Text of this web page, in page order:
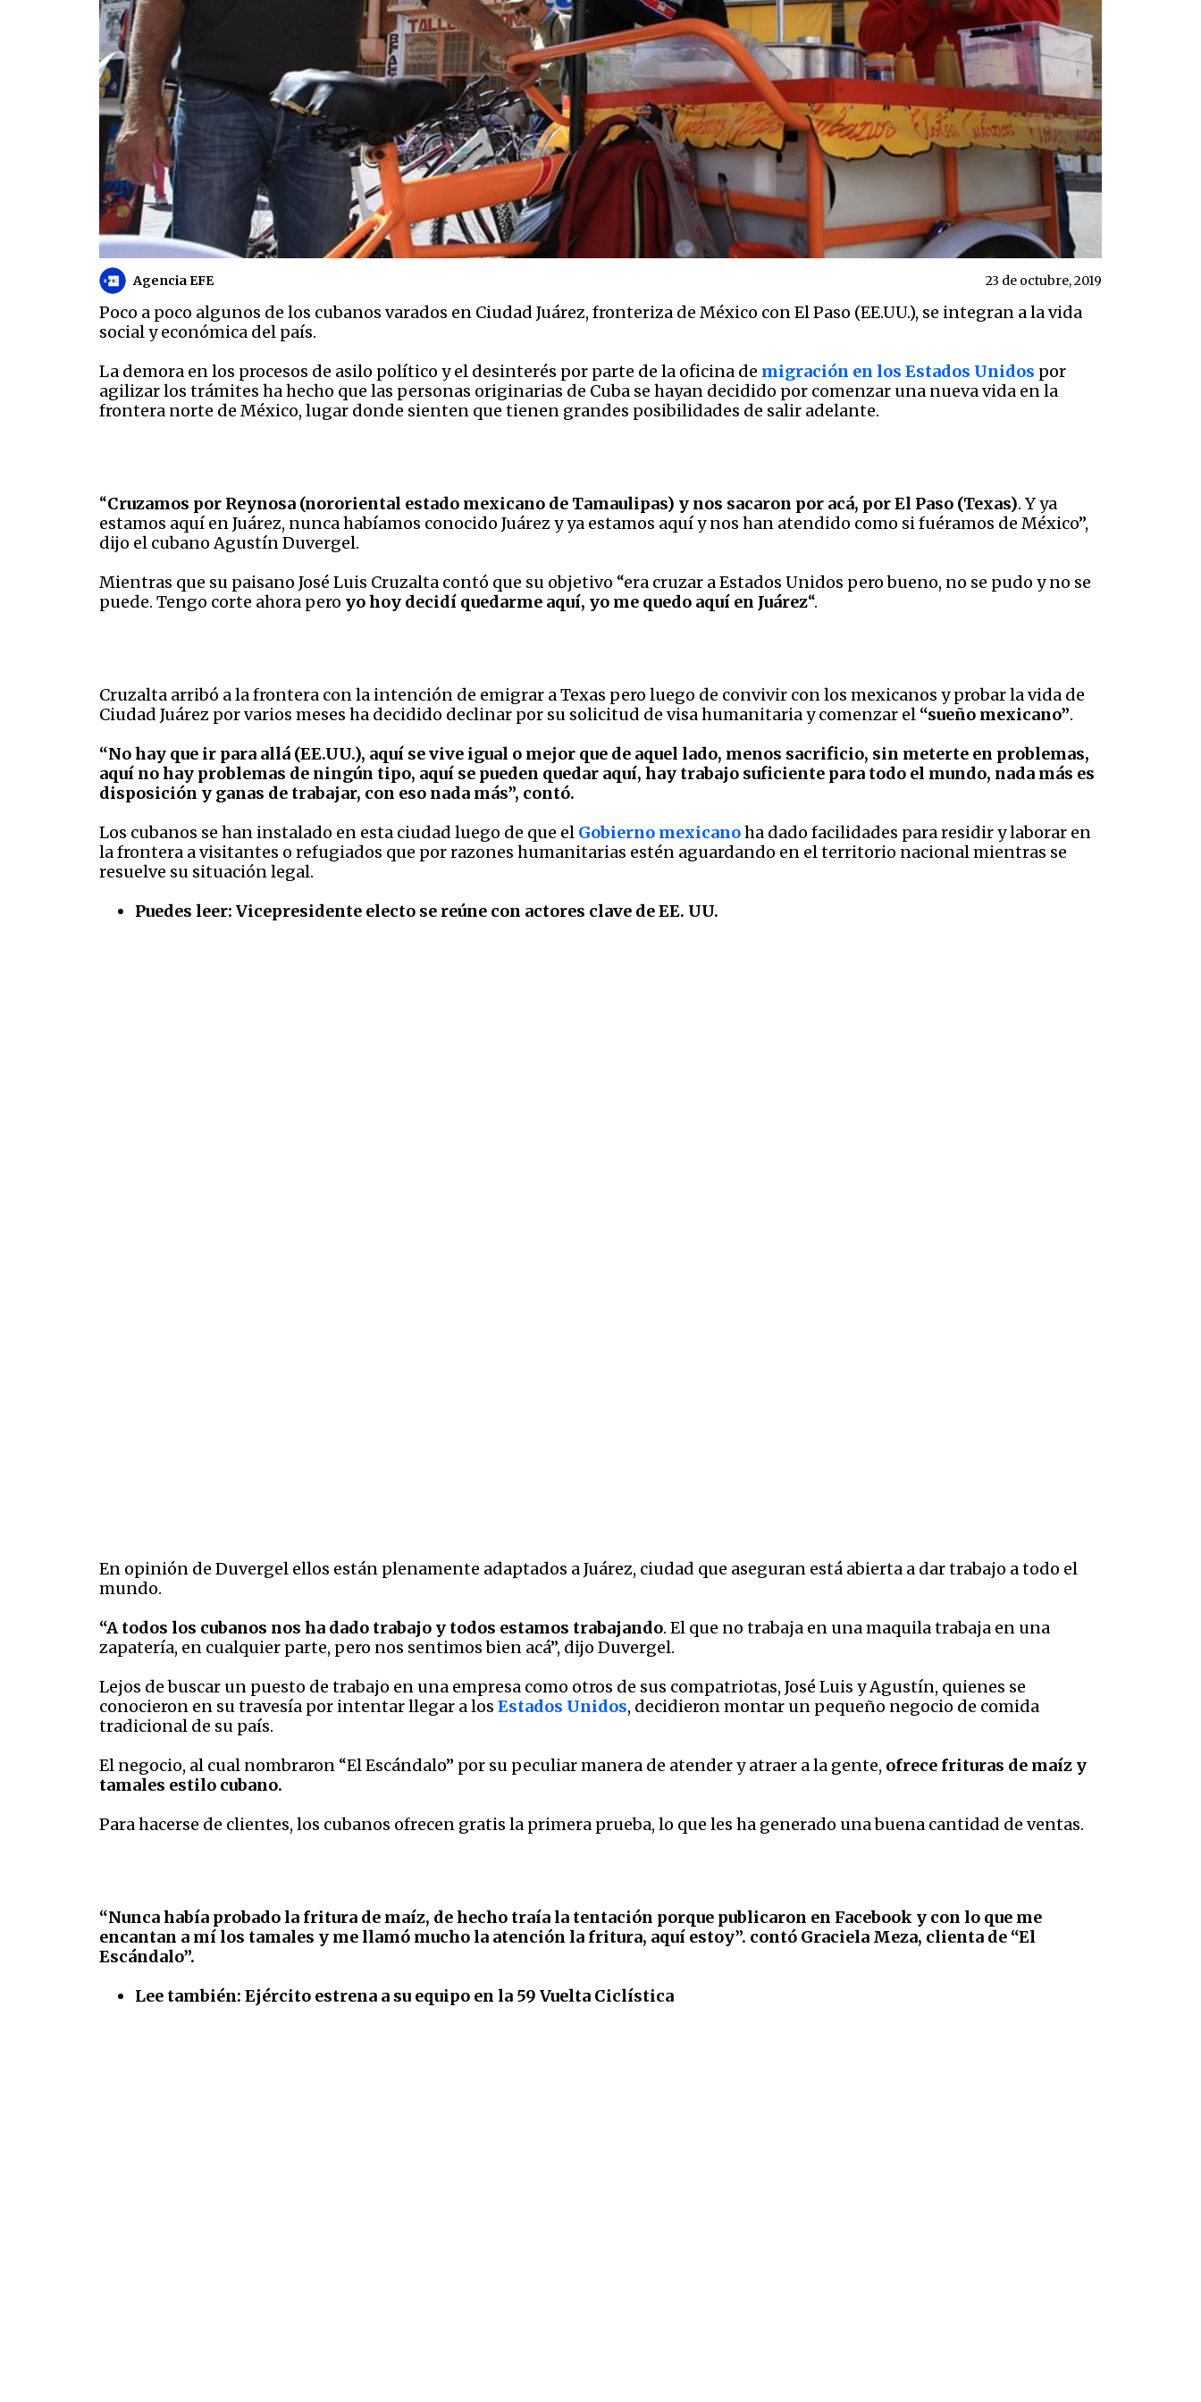
Agencia EFE 23 de octubre, 2019
Poco a poco algunos de los cubanos varados en Ciudad Juárez, fronteriza de México con El Paso (EE.UU.), se integran a la vida
social y económica del país.
La demora en los procesos de asilo político y el desinterés por parte de la oficina de migración en los Estados Unidos por
agilizar los trámites ha hecho que las personas originarias de Cuba se hayan decidido por comenzar una nueva vida en la
frontera norte de México, lugar donde sienten que tienen grandes posibilidades de salir adelante.
“Cruzamos por Reynosa (nororiental estado mexicano de Tamaulipas) y nos sacaron por acá, por El Paso (Texas). Y ya
estamos aquí en Juárez, nunca habíamos conocido Juárez y ya estamos aquí y nos han atendido como si fuéramos de México”,
dijo el cubano Agustín Duvergel.
Mientras que su paisano José Luis Cruzalta contó que su objetivo “era cruzar a Estados Unidos pero bueno, no se pudo y no se
puede. Tengo corte ahora pero yo hoy decidí quedarme aquí, yo me quedo aquí en Juárez“.
Cruzalta arribó a la frontera con la intención de emigrar a Texas pero luego de convivir con los mexicanos y probar la vida de
Ciudad Juárez por varios meses ha decidido declinar por su solicitud de visa humanitaria y comenzar el “sueño mexicano”.
“No hay que ir para allá (EE.UU.), aquí se vive igual o mejor que de aquel lado, menos sacrificio, sin meterte en problemas,
aquí no hay problemas de ningún tipo, aquí se pueden quedar aquí, hay trabajo suficiente para todo el mundo, nada más es
disposición y ganas de trabajar, con eso nada más”, contó.
Los cubanos se han instalado en esta ciudad luego de que el Gobierno mexicanoha dado facilidades para residir y laborar en
la frontera a visitantes o refugiados que por razones humanitarias estén aguardando en el territorio nacional mientras se
resuelve su situación legal.
Puedes leer: Vicepresidente electo se reúne con actores clave de EE. UU.
En opinión de Duvergel ellos están plenamente adaptados a Juárez, ciudad que aseguran está abierta a dar trabajo a todo el
mundo.
“A todos los cubanos nos ha dado trabajo y todos estamos trabajando. El que no trabaja en una maquila trabaja en una
zapatería, en cualquier parte, pero nos sentimos bien acá”, dijo Duvergel.
Lejos de buscar un puesto de trabajo en una empresa como otros de sus compatriotas, José Luis y Agustín, quienes se
conocieron en su travesía por intentar llegar a los Estados Unidos, decidieron montar un pequeño negocio de comida
tradicional de su país.
El negocio, al cual nombraron “El Escándalo” por su peculiar manera de atender y atraer a la gente, ofrece frituras de maíz y
tamales estilo cubano.
Para hacerse de clientes, los cubanos ofrecen gratis la primera prueba, lo que les ha generado una buena cantidad de ventas.
“Nunca había probado la fritura de maíz, de hecho traía la tentación porque publicaron en Facebook y con lo que me
encantan a mí los tamales y me llamó mucho la atención la fritura, aquí estoy”. contó Graciela Meza, clienta de “El
Escándalo”.
Lee también: Ejército estrena a su equipo en la 59 Vuelta Ciclística